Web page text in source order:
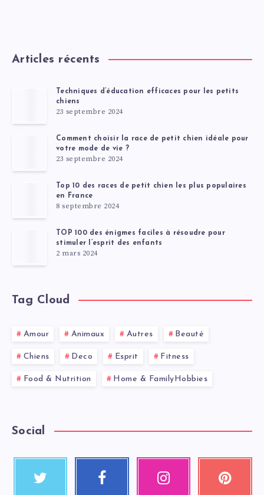
Articles récents
Techniques d’éducation efficaces pour les petits
chiens
23 septembre 2024
Comment choisir la race de petit chien idéale pour
votre mode de vie ?
23 septembre 2024
Top 10 des races de petit chien les plus populaires
en France
8 septembre 2024
TOP 100 des énigmes faciles à résoudre pour
stimuler l’esprit des enfants
2 mars 2024
Tag Cloud
Amour Animaux Autres Beauté
Chiens Deco Esprit Fitness
Food & Nutrition Home & FamilyHobbies
Social